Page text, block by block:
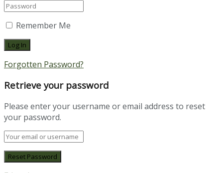
Remember Me
Forgotten Password?
Retrieve your password
Please enter your username or email address to reset
your password.